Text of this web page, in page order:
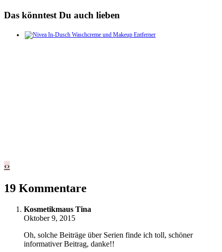
Das könntest Du auch lieben
‹›
19 Kommentare
Kosmetikmaus Tina
Oktober 9, 2015
Oh, solche Beiträge über Serien finde ich toll, schöner
informativer Beitrag, danke!!